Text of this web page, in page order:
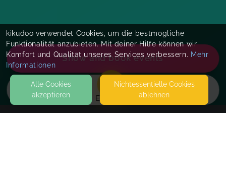
EVENTS
Show and book events
kikudoo verwendet Cookies, um die bestmögliche
Funktionalität anzubieten. Mit deiner Hilfe können wir
Komfort und Qualität unseres Services verbessern. Mehr
Informationen
Alle Cookies
akzeptieren
Nicht­essentielle Cookies
ablehnen